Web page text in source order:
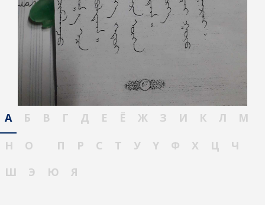
А Б В Г Д Е Ё Ж З И К Л
М
Н
О П Р С Т У Ү Ф Х Ц
Ч
Ш
Э Ю Я